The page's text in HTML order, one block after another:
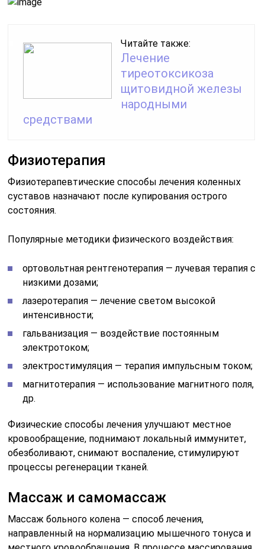
Читайте также:
Лечение
тиреотоксикоза
щитовидной железы
народными
средствами
Физиотерапия
Физиотерапевтические способы лечения коленных
суставов назначают после купирования острого
состояния.
Популярные методики физического воздействия:
ортовольтная рентгенотерапия — лучевая терапия с
низкими дозами;
лазеротерапия — лечение светом высокой
интенсивности;
гальванизация — воздействие постоянным
электротоком;
электростимуляция — терапия импульсным током;
магнитотерапия — использование магнитного поля,
др.
Физические способы лечения улучшают местное
кровообращение, поднимают локальный иммунитет,
обезболивают, снимают воспаление, стимулируют
процессы регенерации тканей.
Массаж и самомассаж
Массаж больного колена — способ лечения,
направленный на нормализацию мышечного тонуса и